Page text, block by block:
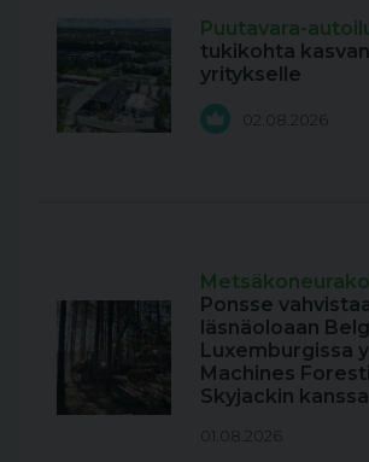
Puutavara-
tukikohta
yritykselle
02.08.2026
Ponsse
läsnäoloaan
Luxemburgissa
Machines
Skyjackin kanssa
01.08.2026